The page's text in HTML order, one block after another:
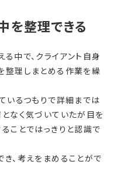
を整理できる
中で、クライアント自身
整理しまとめる作業を繰
いるつもりで詳細までは
なく気づいていたが目を
ことではっきりと認識で
、考えをまめることがで